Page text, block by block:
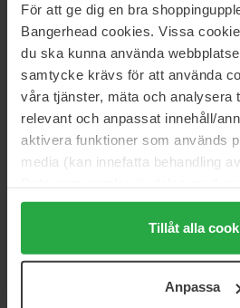
För att ge dig en bra
Bangerhead cookies. Vissa
du ska kunna använda
samtycke krävs för att använda
våra tjänster, mäta och analysera
relevant och anpassat innehåll/
aktivera funktioner som används
media (kan innefatta behandling
Genom att trycka på "Tillåt alla
alla cookies, medan du under
användningen av cookies. Du kan
samt vår Integritetspolicy.
Tillåt alla
Anpassa
Normalpris 230 kr
Fugazzi
Passionfroudh
50 ml
1 125 kr
JEAN
Le
731
JEAN PAUL GAULTIER
125 ml
JEAN
75 ml
675